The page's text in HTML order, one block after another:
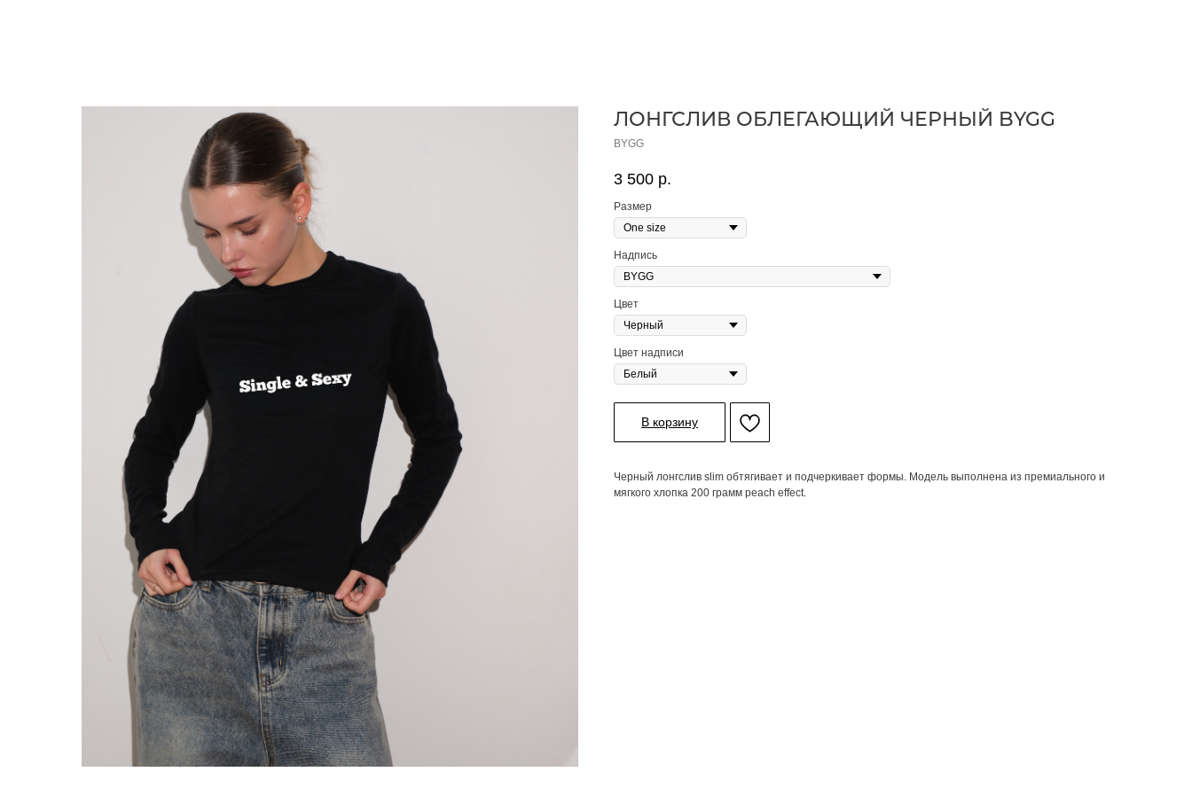
ЛОНГСЛИВ ОБЛЕГАЮЩИЙ ЧЕРНЫЙ BYGG
BYGG
3 500 р.
Размер
Надпись
Цвет
Цвет надписи
В корзину
Черный лонгслив slim обтягивает и подчеркивает формы. Модель выполнена из премиального и
мягкого хлопка 200 грамм peach effect.